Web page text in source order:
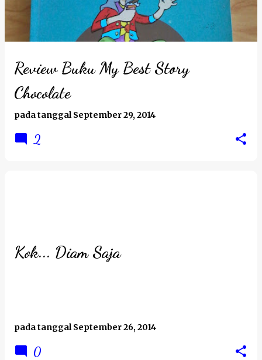
t
n
Review Buku My Best Story
Chocolate
pada tanggalSeptember 29, 2014
2
Kok... Diam Saja
pada tanggalSeptember 26, 2014
0